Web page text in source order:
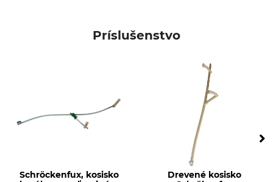
Príslušenstvo
Schröckenfux, kosisko
Drevené kosisko